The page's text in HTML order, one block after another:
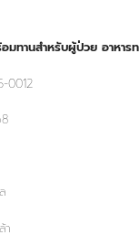
ทานสำหรับผู้ป่วย อาหารท
0012
า